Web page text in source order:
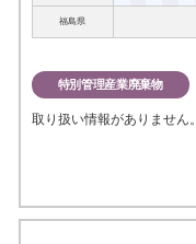
福島県
特別管理産業廃棄物
取り扱い情報がありません。